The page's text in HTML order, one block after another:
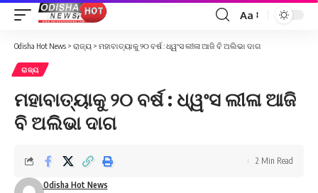
Font
Aa
Odisha Hot News > ରାଜ୍ୟ > ମହାବାତ୍ୟାକୁ ୨୦ ବର୍ଷ : ଧ୍ୱଂସ ଲୀଳା ଆଜି ବି ଅଲିଭା ଦାଗ
ରାଜ୍ୟ
ମହାବାତ୍ୟାକୁ ୨୦ ବର୍ଷ : ଧ୍ୱଂସ ଲୀଳା ଆଜି
ବି ଅଲିଭା ଦାଗ
Odisha Hot News
2 Min Read